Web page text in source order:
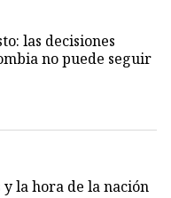
las decisiones
no puede seguir
la hora de la nación